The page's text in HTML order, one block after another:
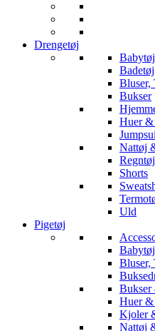
Drengetøj
Badetøj
Bluser,
Bukser
Huer &
Nattøj
Regntøj
Shorts
Uld
Pigetøj
Bluser,
Bukser
Huer &
Kjoler
Nattøj